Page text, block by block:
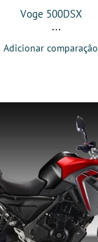
Voge 500DSX
Adicionar comparação